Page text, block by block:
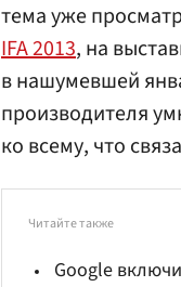
тема уже
IFA 2013, на
в нашумевшей
производителя
ко всему, что
Читайте также
Google